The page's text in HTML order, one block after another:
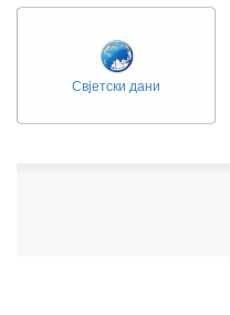
Свјетски дани